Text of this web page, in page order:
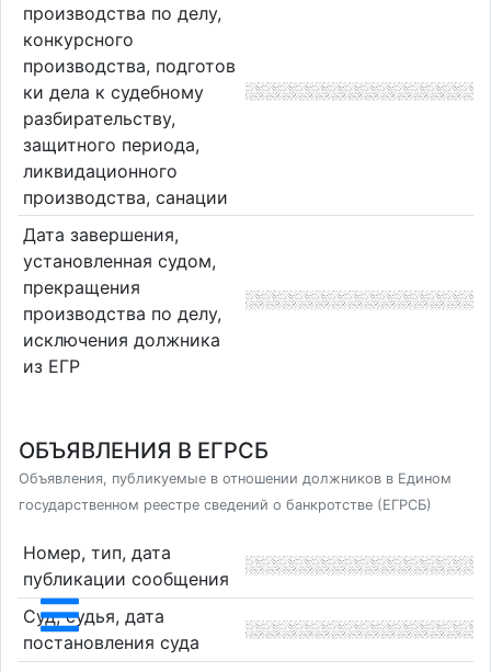
производства по делу,
конкурсного
производства, подготов
ки дела к судебному
разбирательству,
защитного периода,
ликвидационного
производства, санации
Дата завершения,
установленная судом,
прекращения
производства по делу,
исключения должника
из ЕГР
ОБЪЯВЛЕНИЯ В ЕГРСБ
Объявления, публикуемые в отношении должников в Едином
государственном реестре сведений о банкротстве (ЕГРСБ)
Номер, тип, дата
публикации сообщения
Суд, судья, дата
постановления суда